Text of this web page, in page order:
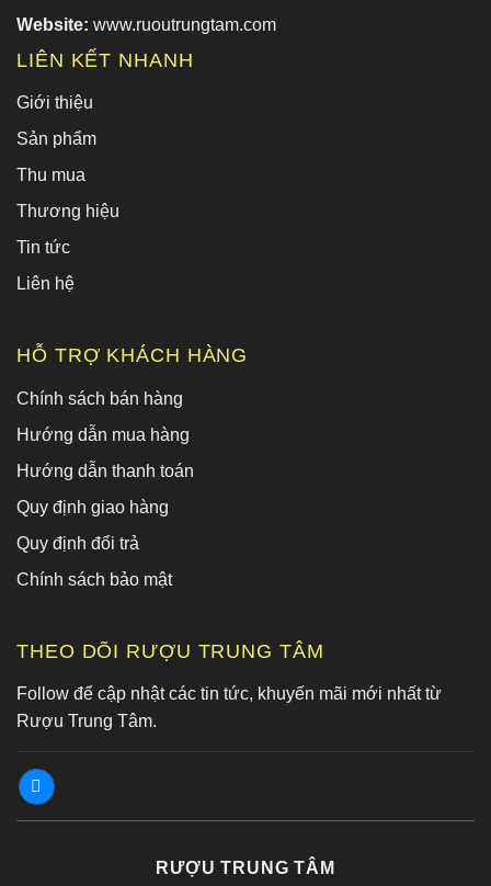
Website: www.ruoutrungtam.com
LIÊN KẾT NHANH
Giới thiệu
Sản phẩm
Thu mua
Thương hiệu
Tin tức
Liên hệ
HỖ TRỢ KHÁCH HÀNG
Chính sách bán hàng
Hướng dẫn mua hàng
Hướng dẫn thanh toán
Quy định giao hàng
Quy định đổi trả
Chính sách bảo mật
THEO DÕI RƯỢU TRUNG TÂM
Follow để cập nhật các tin tức, khuyến mãi mới nhất từ
Rượu Trung Tâm.
RƯỢU TRUNG TÂM